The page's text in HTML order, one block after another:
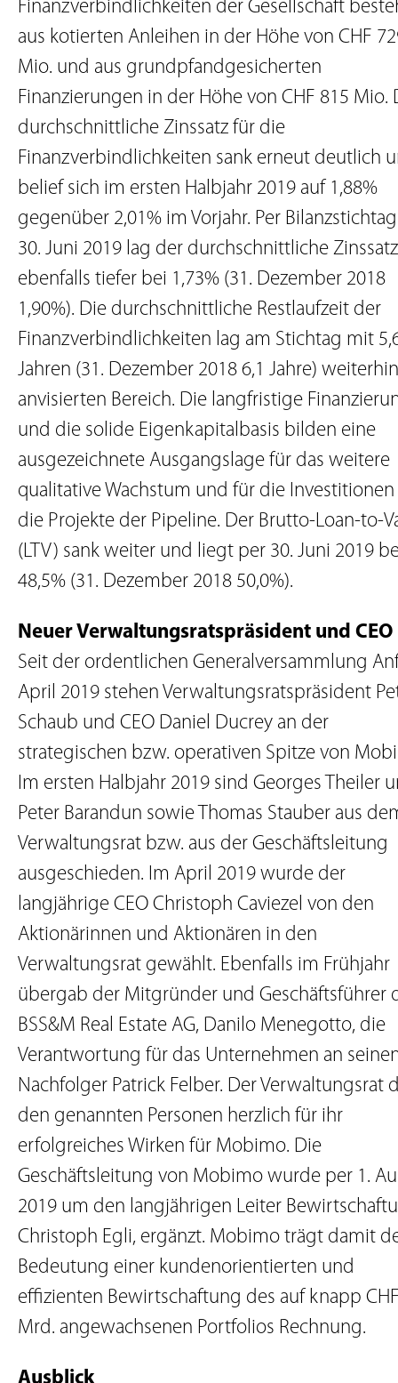
Finanzverbindlichkeiten der Gesellschaft
aus kotierten Anleihen in der Höhe von CHF
Mio. und aus grundpfandgesicherten
Finanzierungen in der Höhe von CHF 815 Mio.
durchschnittliche Zinssatz für die
Finanzverbindlichkeiten sank erneut deutlich
belief sich im ersten Halbjahr 2019 auf 1,88%
gegenüber 2,01% im Vorjahr. Per
30. Juni 2019 lag der durchschnittliche Zinssatz
ebenfalls tiefer bei 1,73% (31. Dezember 2018
1,90%). Die durchschnittliche Restlaufzeit der
Finanzverbindlichkeiten lag am Stichtag mit
Jahren (31. Dezember 2018 6,1 Jahre)
anvisierten Bereich. Die langfristige
und die solide Eigenkapitalbasis bilden eine
ausgezeichnete Ausgangslage für das weitere
qualitative Wachstum und für die
die Projekte der Pipeline. Der Brutto-Loan-to-
(LTV) sank weiter und liegt per 30. Juni 2019
48,5% (31. Dezember 2018 50,0%).
Neuer Verwaltungsratspräsident und CEO
Seit der ordentlichen Generalversammlung
April 2019 stehen Verwaltungsratspräsident
Schaub und CEO Daniel Ducrey an der
strategischen bzw. operativen Spitze von
Im ersten Halbjahr 2019 sind Georges Theiler
Peter Barandun sowie Thomas Stauber aus
Verwaltungsrat bzw. aus der Geschäftsleitung
ausgeschieden. Im April 2019 wurde der
langjährige CEO Christoph Caviezel von den
Aktionärinnen und Aktionären in den
Verwaltungsrat gewählt. Ebenfalls im Frühjahr
übergab der Mitgründer und Geschäftsführer
BSS&M Real Estate AG, Danilo Menegotto, die
Verantwortung für das Unternehmen an
Nachfolger Patrick Felber. Der Verwaltungsrat
den genannten Personen herzlich für ihr
erfolgreiches Wirken für Mobimo. Die
Geschäftsleitung von Mobimo wurde per 1.
2019 um den langjährigen Leiter
Christoph Egli, ergänzt. Mobimo trägt damit
Bedeutung einer kundenorientierten und
effizienten Bewirtschaftung des auf knapp
Mrd. angewachsenen Portfolios Rechnung.